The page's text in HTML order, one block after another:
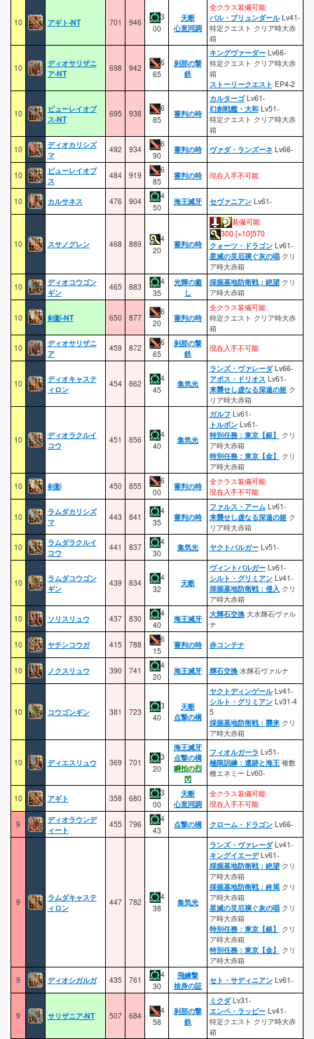
10 アギト-NT 701 946
3
00
天断
心意同調
全クラス装備可能
バル・ブリュンダールLv41-
特定クエスト クリア時大赤
箱
10
ディオサリザニ
ア-NT
698 942
6
65
刹那の撃
鉄
キングヴァーダーLv66-
特定クエスト クリア時大赤
箱
ストーリークエスト EP4-2
10
ビューレイオブ
ス-NT
695 938
6
85
審判の時
カルターゴLv61-
幻創戦艦・大和Lv51-
特定クエスト クリア時大赤
箱
10
ディオカリシズ
マ
492 934
6
90
審判の時 ヴァダ・ランズーネLv66-
10
ビューレイオブ
ス
484 919
6
85
審判の時 現在入手不可能
10 カルサネス 476 904
4
50
海王滅牙 セヴァニアンLv61-
10 スサノグレン 468 889
4
20
審判の時
装備可能
300 [+10]570
クォーツ・ドラゴンLv61-
星滅の災厄禊ぐ灰の唱クリ
ア時大赤箱
10
ディオコウゴン
ギン
465 883
4
35
光輝の癒
し
採掘基地防衛戦：絶望クリ
ア時大赤箱
10 剣影-NT 650 877
6
20
審判の時
全クラス装備可能
特定クエスト クリア時大赤
箱
10
ディオサリザニ
ア
459 872
6
65
刹那の撃
鉄
現在入手不可能
10
ディオキャステ
ィロン
454 862
4
45
集気光
ランズ・ヴァレーダLv66-
アポス・ドリオス Lv61-
来襲せし虚なる深遠の躯ク
リア時大赤箱
10
ディオラクルイ
コウ
451 856
4
40
集気光
ガルフ Lv61-
トルボンLv61-
特別任務：東京【銀】 クリ
ア時大赤箱
特別任務：東京【金】 クリ
ア時大赤箱
10
剣影 450 855
6
00
審判の時
全クラス装備可能
現在入手不可能
10
ラムダカリシズ
マ
443 841
4
35
審判の時
ファルス・アーム Lv61-
来襲せし虚なる深遠の躯ク
リア時大赤箱
10
ラムダラクルイ
コウ
441 837
4
30
集気光 ヤクトバルガーLv51-
10
ラムダコウゴン
ギン
439 834
4
32
天断
ヴィントバルガーLv61-
シルト・グリミアンLv41-
採掘基地防衛戦：侵入 クリ
ア時大赤箱
10
ソリスリュウ 437 830
4
40
海王滅牙 大輝石交換大水輝石ヴァル
ナ
10
ヤテンコウガ 415 788
6
15
審判の時 赤コンテナ
10 ノクスリュウ 390 741
4
20
海王滅牙 輝石交換水輝石ヴァルナ
10 コウゴンギン 381 723
3
40
天断
点撃の構
ヤクトディンゲールLv41-
シルト・グリミアンLv31-4
5
採掘基地防衛戦：襲来クリ
ア時大赤箱
10 ディエスリュウ 369 701
3
20
海王滅牙
点撃の構
瞬拍の烈
閃
フィオルガーラ Lv51-
極限訓練：遺跡と海王複数
種エネミー Lv60-
10 アギト 358 680
3
00
天断
心意同調
全クラス装備可能
現在入手不可能
9
ディオラウンデ
ィート
455 796
4
43
点撃の構 クローム・ドラゴンLv66-
9
ラムダキャステ
ィロン
447 782
4
38
集気光
ランズ・ヴァレーダLv41-
キングイエーデLv61-
採掘基地防衛戦：絶望クリ
ア時大赤箱
採掘基地防衛戦：終焉クリ
ア時大赤箱
星滅の災厄禊ぐ灰の唱クリ
ア時大赤箱
特別任務：東京【銀】 クリ
ア時大赤箱
特別任務：東京【金】 クリ
ア時大赤箱
9
ディオシガルガ 435 761
4
30
飛練撃
捨身の証
セト・サディニアンLv61-
9 サリザニア-NT 507 684
4
58
刹那の撃
鉄
ミクダLv31-
エンペ・ラッピーLv41-
特定クエスト クリア時大赤
箱